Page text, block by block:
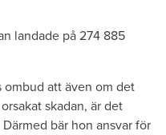
landade på 274 885
ombud att även om det
skadan, är det
bär hon ansvar för